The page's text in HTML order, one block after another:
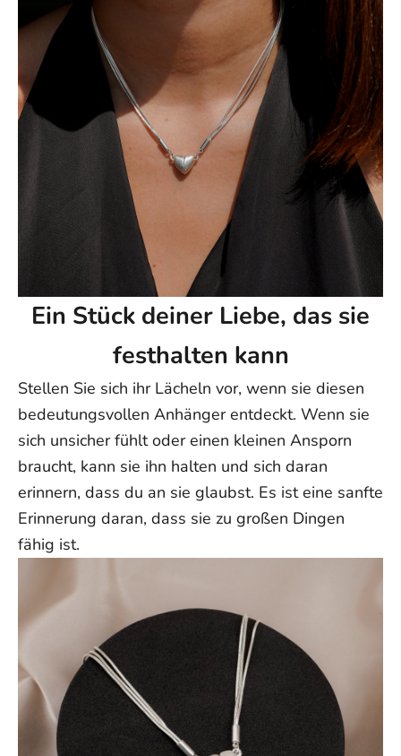
support@ziella.co – unser freundliches Team wird Ihnen so
schnell wie möglich antworten!
Ein Stück deiner Liebe, das sie
festhalten kann
Stellen Sie sich ihr Lächeln vor, wenn sie diesen
bedeutungsvollen Anhänger entdeckt. Wenn sie
sich unsicher fühlt oder einen kleinen Ansporn
braucht, kann sie ihn halten und sich daran
erinnern, dass du an sie glaubst. Es ist eine sanfte
Erinnerung daran, dass sie zu großen Dingen
fähig ist.